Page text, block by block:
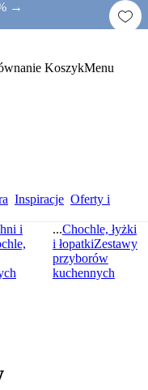
→
KoszykMenu
Inspiracje Oferty i
i
...Chochle, łyżki
i łopatkiZestawy
przyborów
kuchennych